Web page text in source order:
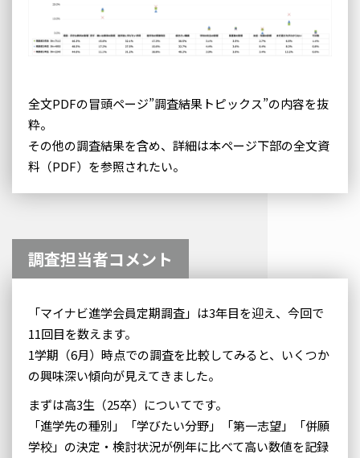
全文PDFの冒頭ページ”調査結果トピックス”の内容を抜
粋。
その他の調査結果を含め、詳細は本ページ下部の全文資
料（PDF）を参照されたい。
調査担当者コメント
「マイナビ進学会員定期調査」は3年目を迎え、今回で
11回目を数えます。
1学期（6月）時点での調査を比較してみると、いくつか
の興味深い傾向が見えてきました。
まずは高3生（25卒）についてです。
「進学先の種別」「学びたい分野」「第一志望」「併願
学校」の決定・検討状況が例年に比べて高い数値を記録